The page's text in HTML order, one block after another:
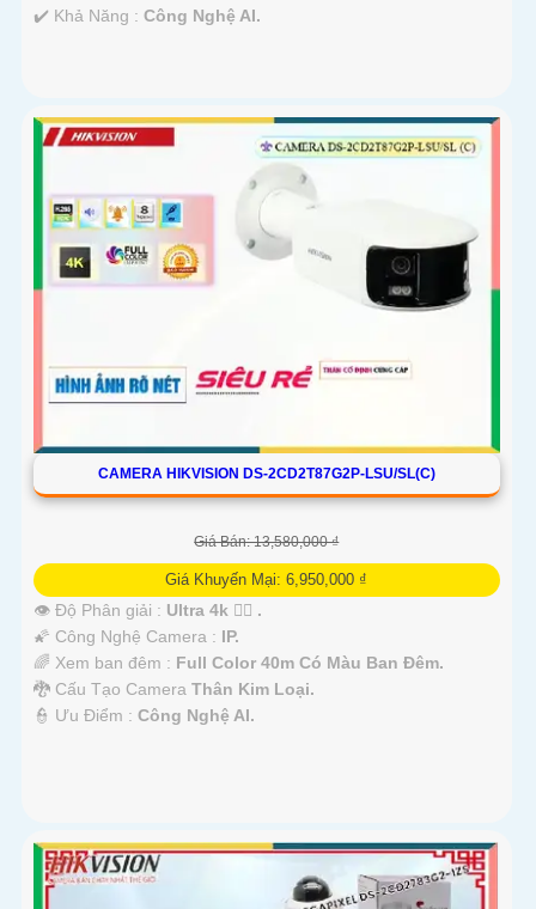
️✔️ Khả Năng : Công Nghệ AI.
CAMERA HIKVISION DS-2CD2T87G2P-LSU/SL(C)
Giá Bán: 13,580,000 ₫
Giá Khuyến Mại: 6,950,000 ₫
👁 Độ Phân giải : Ultra 4k 👍🏾 .
🌠 Công Nghệ Camera : IP.
🌈 Xem ban đêm : Full Color 40m Có Màu Ban Đêm.
🐉️ Cấu Tạo Camera Thân Kim Loại.
️👮 Ưu Điểm : Công Nghệ AI.